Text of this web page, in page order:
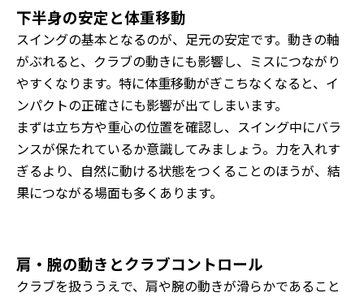
下半身の安定と体重移動
スイングの基本となるのが、足元の安定です。動きの軸
がぶれると、クラブの動きにも影響し、ミスにつながり
やすくなります。特に体重移動がぎこちなくなると、イ
ンパクトの正確さにも影響が出てしまいます。
まずは立ち方や重心の位置を確認し、スイング中にバラ
ンスが保たれているか意識してみましょう。力を入れす
ぎるより、自然に動ける状態をつくることのほうが、結
果につながる場面も多くあります。
肩・腕の動きとクラブコントロール
クラブを扱ううえで、肩や腕の動きが滑らかであること